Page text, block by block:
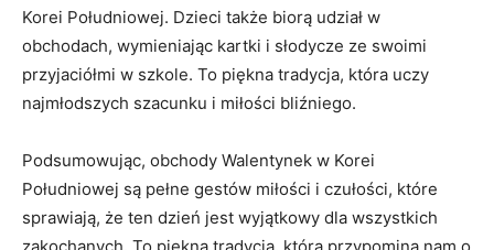
Korei Południowej. Dzieci także biorą udział w
obchodach, wymieniając kartki ⁢i słodycze ze⁤ swoimi‍
przyjaciółmi⁣ w szkole. To piękna tradycja, która uczy
najmłodszych szacunku⁤ i miłości bliźniego.
Podsumowując, obchody Walentynek w Korei⁣
Południowej są pełne gestów miłości i czułości, które
sprawiają,⁤ że ten dzień jest wyjątkowy dla wszystkich ​